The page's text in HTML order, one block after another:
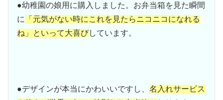
●幼稚園の娘用に購入しました。お弁当箱を見た瞬間
に
「元気がない時にこれを見たらニコニコになれる
ね」といって大喜びしています。
●デザインが本当にかわいいですし、 名入れサービス